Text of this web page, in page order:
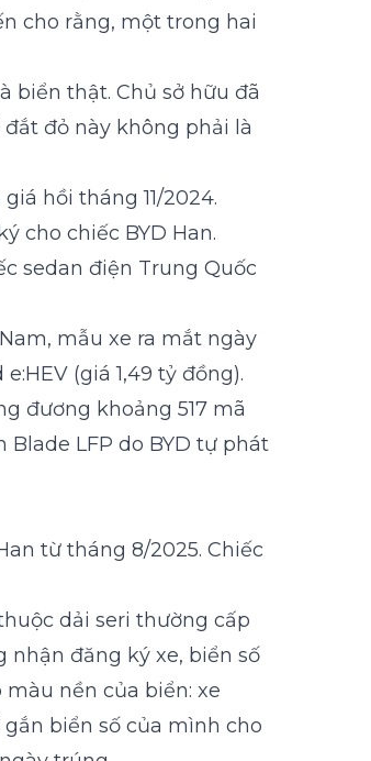
cho rằng, một trong hai
biển thật. Chủ sở hữu đã
đỏ này không phải là
hồi tháng 11/2024.
cho chiếc BYD Han.
sedan điện Trung Quốc
mẫu xe ra mắt ngày
(giá 1,49 tỷ đồng).
đương khoảng 517 mã
LFP do BYD tự phát
từ tháng 8/2025. Chiếc
dải seri thường cấp
nhận đăng ký xe, biển số
nền của biển: xe
biển số của mình cho